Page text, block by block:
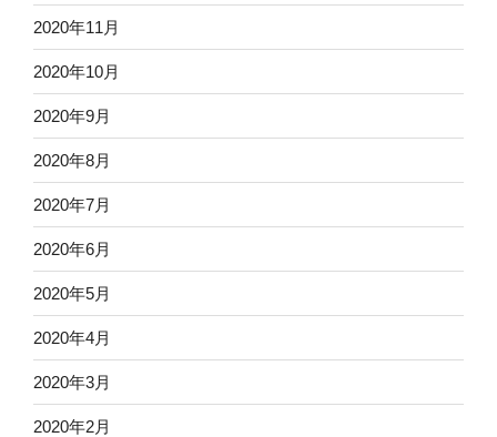
2020年11月
2020年10月
2020年9月
2020年8月
2020年7月
2020年6月
2020年5月
2020年4月
2020年3月
2020年2月